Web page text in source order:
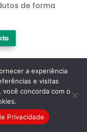
de forma
a experiência
e visitas
você concorda com o
Privacidade